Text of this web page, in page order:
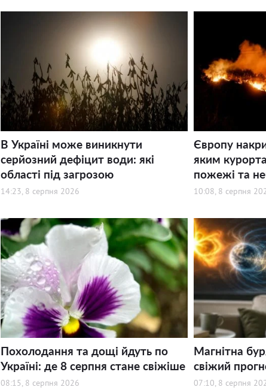
В Україні може виникнути
серйозний дефіцит води: які
області під загрозою
14:23, 8 серпня 2026
Європу
яким
пожежі та
10:08, 8 серпня
Похолодання та дощі йдуть по
Україні: де 8 серпня стане свіжіше
08:15, 8 серпня 2026
Магнітна
свіжий
07:10, 8 серпня